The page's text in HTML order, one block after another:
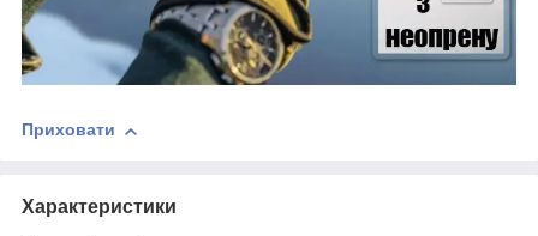
Приховати
Характеристики